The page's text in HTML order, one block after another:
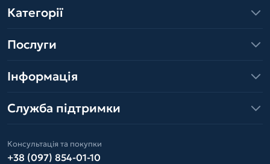
Категорії
Послуги
Інформація
Служба підтримки
Консультація та покупки
+38 (097) 854-01-10